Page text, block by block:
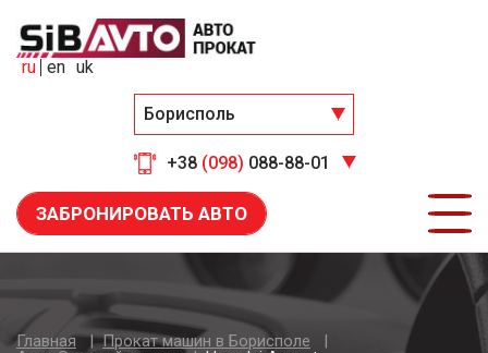
Борисполь
+38 (098) 088-88-01
ru en uk
ЗАБРОНИРОВАТЬ АВТО
Главная
Прокат машин в Борисполе